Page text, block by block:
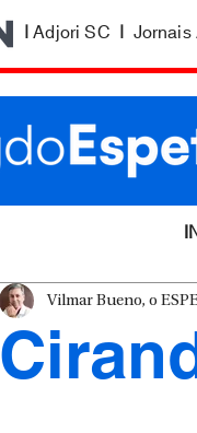
|Adjori SC |
Vilmar Bueno, o